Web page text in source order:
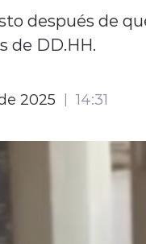
después de
de DD.HH.
2025 14:31